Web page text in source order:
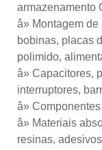
armazenamento
â» Montagem de
bobinas, placas
polimido,
â» Capacitores,
interruptores,
â»
â» Materiais
resinas,